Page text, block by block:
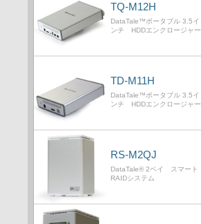
TQ-M12H
DataTale™ポータブル 3.5イ
ンチ HDDエンクロージャー
TD-M11H
DataTale™ポータブル 3.5イ
ンチ HDDエンクロージャー
RS-M2QJ
DataTale® 2ベイ スマート
RAIDシステム